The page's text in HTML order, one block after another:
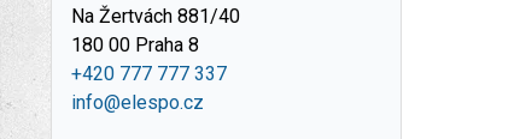
Na Žertvách 881/40
180 00 Praha 8
+420 777 777 337
info@elespo.cz